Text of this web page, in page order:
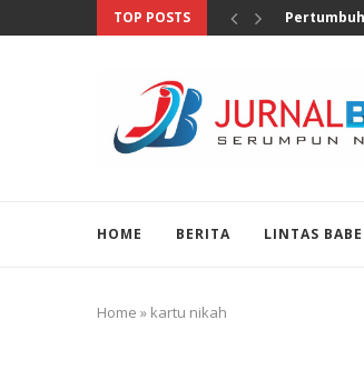
TOP POSTS Anggota
HOME BERITA LINTAS
Home » kartu nikah